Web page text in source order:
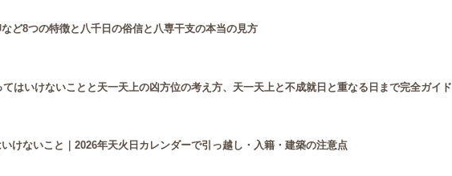
ど8つの特徴と八千日の俗信と八専干支の本当の見方
はいけないことと天一天上の凶方位の考え方、天一天上と不成就日と重なる日まで完全ガイド
けないこと｜2026年天火日カレンダーで引っ越し・入籍・建築の注意点